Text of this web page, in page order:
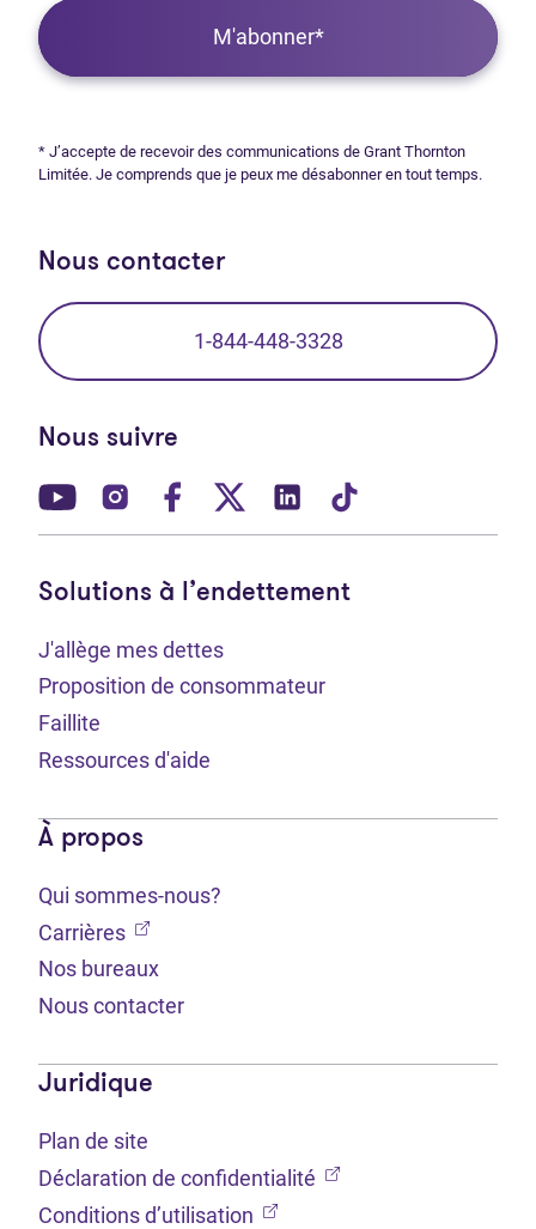
M'abonner*
* J’accepte de recevoir des communications de Grant Thornton
Limitée. Je comprends que je peux me désabonner en tout temps.
Nous contacter
1-844-448-3328
Nous suivre
(Ouvre dans un nouvel onglet)
(Ouvre dans un nouvel onglet)
(Ouvre dans un nouvel onglet)
(Ouvre dans un nouvel
(Ouvre dans un
Solutions à l’endettement
J'allège mes dettes
Proposition de consommateur
Faillite
Ressources d'aide
À propos
Qui sommes-nous?
Carrières (Ouvre dans un nouvel onglet)
Nos bureaux
Nous contacter
Juridique
Plan de site
Déclaration de confidentialité (Ouvre dans un
Conditions d’utilisation (Ouvre dans un nouvel